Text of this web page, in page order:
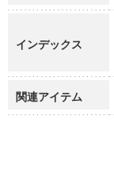
インデックス
関連アイテム